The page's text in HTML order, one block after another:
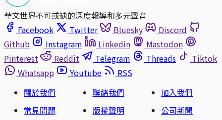
華文世界不可或缺的深度報導和多元聲音
Facebook
Twitter Bluesky
Discord
Github
Instagram Linkedin
Mastodon
Pinterest
Reddit Telegram Threads
Tiktok
Whatsapp
Youtube
RSS
關於我們
聯絡我們
加入我們
常見問題
版權聲明
公司新聞